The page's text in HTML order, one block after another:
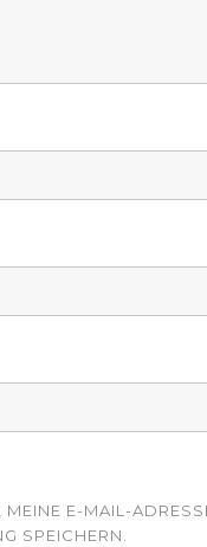
MEINE E-MAIL-
SPEICHERN.